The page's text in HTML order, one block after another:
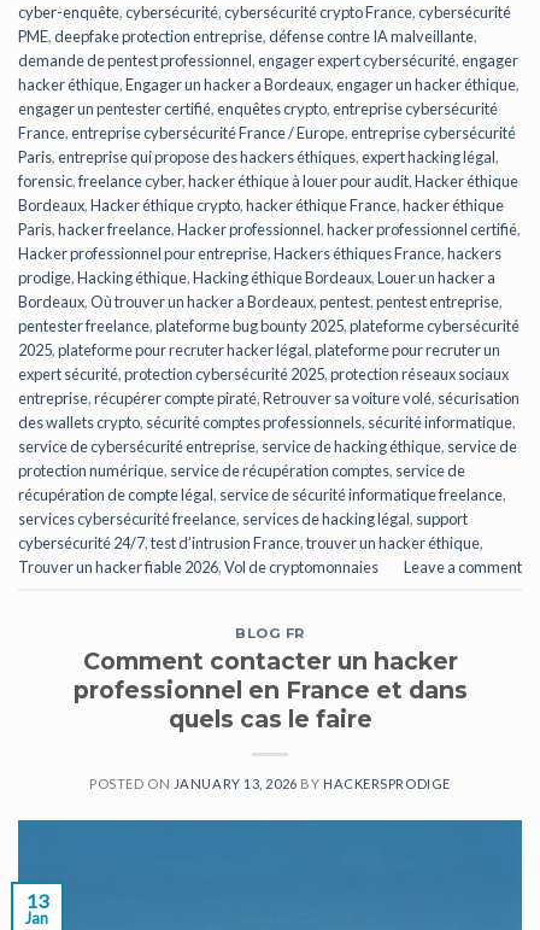
cyber-enquête,cybersécurité,cybersécurité crypto France,cybersécurité
PME,deepfake protection entreprise,défense contre IA malveillante,
demande de pentest professionnel,engager expert cybersécurité,engager
hacker éthique,Engager un hacker a Bordeaux,engager un hacker éthique,
engager un pentester certifié,enquêtes crypto,entreprise cybersécurité
France,entreprise cybersécurité France / Europe,entreprise cybersécurité
Paris,entreprise qui propose des hackers éthiques,expert hacking légal,
forensic,freelance cyber,hacker éthique à louer pour audit,Hacker éthique
Bordeaux,Hacker éthique crypto,hacker éthique France,hacker éthique
Paris,hacker freelance,Hacker professionnel,hacker professionnel certifié,
Hacker professionnel pour entreprise,Hackers éthiques France,hackers
prodige,Hacking éthique,Hacking éthique Bordeaux,Louer un hacker a
Bordeaux,Où trouver un hacker a Bordeaux,pentest,pentest entreprise,
pentester freelance,plateforme bug bounty 2025,plateforme cybersécurité
2025,plateforme pour recruter hacker légal,plateforme pour recruter un
expert sécurité,protection cybersécurité 2025,protection réseaux sociaux
entreprise,récupérer compte piraté,Retrouver sa voiture volé, sécurisation
des wallets crypto, sécurité comptes professionnels, sécurité informatique,
service de cybersécurité entreprise, service de hacking éthique, service de
protection numérique, service de récupération comptes, service de
récupération de compte légal, service de sécurité informatique freelance,
services cybersécurité freelance, services de hacking légal, support
cybersécurité 24/7,test d’intrusion France,trouver un hacker éthique,
Trouver un hacker fiable 2026,Vol de cryptomonnaies Leave a comment
BLOG FR
Comment contacter un hacker
professionnel en France et dans
quels cas le faire
POSTED ON JANUARY 13, 2026 BY HACKERSPRODIGE
13
Jan